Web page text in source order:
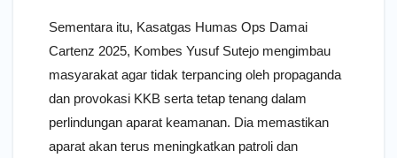
Sementara itu, Kasatgas Humas Ops Damai
Cartenz 2025, Kombes Yusuf Sutejo mengimbau
masyarakat agar tidak terpancing oleh propaganda
dan provokasi KKB serta tetap tenang dalam
perlindungan aparat keamanan. Dia memastikan
aparat akan terus meningkatkan patroli dan